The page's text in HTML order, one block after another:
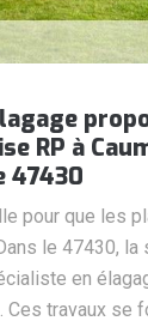
RP à
47430
pour que les
le 47430, la
en
Ces travaux se